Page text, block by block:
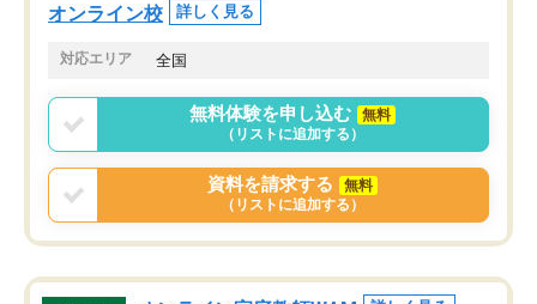
オンライン校 詳しく見る
対応エリア 全国
無料体験を申し込む
無料
（リストに追加する）
資料を請求する
無料
（リストに追加する）